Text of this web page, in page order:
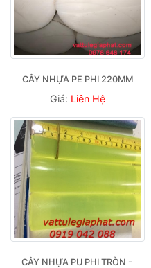
CÂY NHỰA PE PHI 220MM
Giá: Liên Hệ
CÂY NHỰA PU PHI TRÒN -